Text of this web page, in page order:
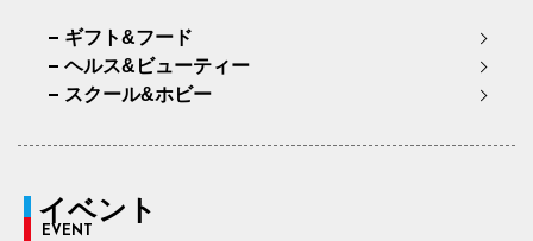
ギフト&フード
ヘルス&ビューティー
スクール&ホビー
イベント
EVENT